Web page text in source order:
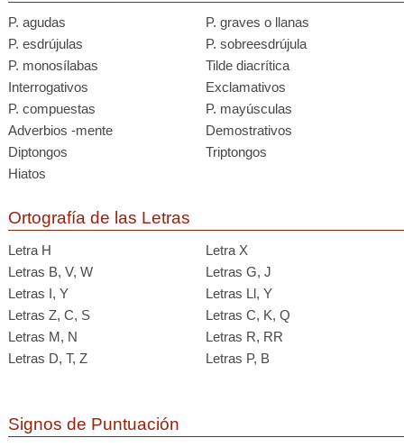
P. agudas
P. graves o llanas
P. esdrújulas
P. sobreesdrújula
P. monosílabas
Tilde diacrítica
Interrogativos
Exclamativos
P. compuestas
P. mayúsculas
Adverbios -mente
Demostrativos
Diptongos
Triptongos
Hiatos
Ortografía de las Letras
Letra H
Letra X
Letras B, V, W
Letras G, J
Letras I, Y
Letras Ll, Y
Letras Z, C, S
Letras C, K, Q
Letras M, N
Letras R, RR
Letras D, T, Z
Letras P, B
Signos de Puntuación